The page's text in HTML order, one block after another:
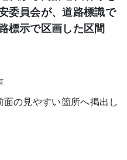
委員会が、道路標識で
標示で区画した区間
の見やすい箇所へ掲出し